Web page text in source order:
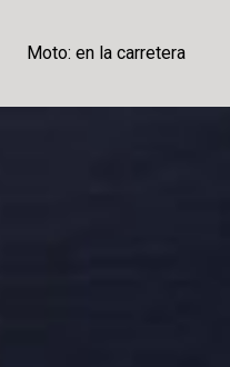
Moto: en la carretera